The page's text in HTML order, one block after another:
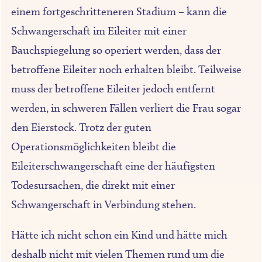
einem fortgeschritteneren Stadium – kann die
Schwangerschaft im Eileiter mit einer
Bauchspiegelung so operiert werden, dass der
betroffene Eileiter noch erhalten bleibt. Teilweise
muss der betroffene Eileiter jedoch entfernt
werden, in schweren Fällen verliert die Frau sogar
den Eierstock. Trotz der guten
Operationsmöglichkeiten bleibt die
Eileiterschwangerschaft eine der häufigsten
Todesursachen, die direkt mit einer
Schwangerschaft in Verbindung stehen.
Hätte ich nicht schon ein Kind und hätte mich
deshalb nicht mit vielen Themen rund um die